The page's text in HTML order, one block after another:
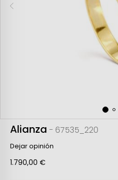
Alianza - 67535_220
Dejar opinión
1.790,00 €